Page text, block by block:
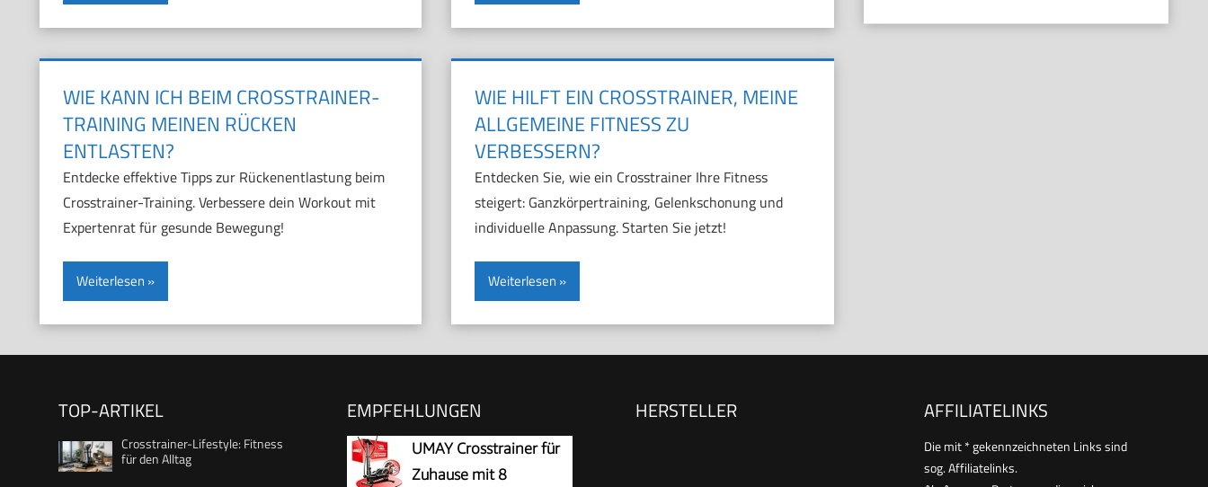
WIE KANN ICH BEIM CROSSTRAINER-
TRAINING MEINEN RÜCKEN
ENTLASTEN?
Entdecke effektive Tipps zur Rückenentlastung beim
Crosstrainer-Training. Verbessere dein Workout mit
Expertenrat für gesunde Bewegung!
Weiterlesen
WIE HILFT EIN CROSSTRAINER, MEINE
ALLGEMEINE FITNESS ZU
VERBESSERN?
Entdecken Sie, wie ein Crosstrainer Ihre Fitness
steigert: Ganzkörpertraining, Gelenkschonung und
individuelle Anpassung. Starten Sie jetzt!
Weiterlesen
TOP-ARTIKEL
Crosstrainer-Lifestyle: Fitness
für den Alltag
EMPFEHLUNGEN
UMAY Crosstrainer für
Zuhause mit 8
HERSTELLER AFFILIATELINKS
Die mit * gekennzeichneten Links sind
sog. Affiliatelinks.